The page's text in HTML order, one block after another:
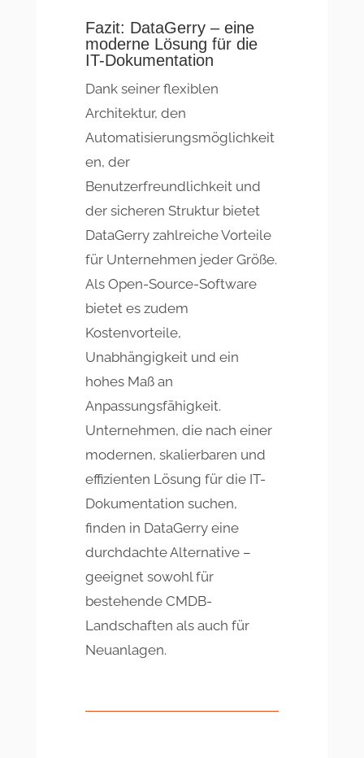
Fazit: DataGerry – eine
moderne Lösung für die
IT-Dokumentation
Dank seiner flexiblen
Architektur, den
Automatisierungsmöglichkeit
en, der
Benutzerfreundlichkeit und
der sicheren Struktur bietet
DataGerry zahlreiche Vorteile
für Unternehmen jeder Größe.
Als Open-Source-Software
bietet es zudem
Kostenvorteile,
Unabhängigkeit und ein
hohes Maß an
Anpassungsfähigkeit.
Unternehmen, die nach einer
modernen, skalierbaren und
effizienten Lösung für die IT-
Dokumentation suchen,
finden in DataGerry eine
durchdachte Alternative –
geeignet sowohl für
bestehende CMDB-
Landschaften als auch für
Neuanlagen.